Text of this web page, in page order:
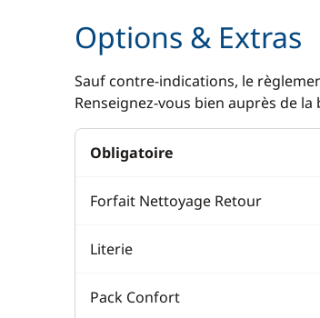
Options & Extras
Sauf contre-indications, le
Renseignez-vous bien auprès de
Obligatoire
Forfait Nettoyage Retour
Literie
Pack Confort